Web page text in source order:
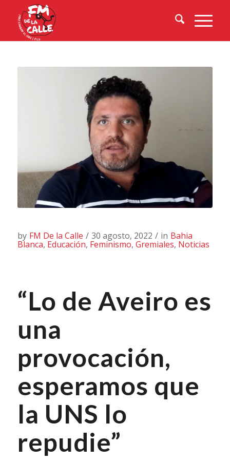
by FM De la Calle / 30 agosto, 2022 / in Bahia
Blanca, Educación, Feminismo, Gremiales, Noticias
“Lo de Aveiro es
una
provocación,
esperamos que
la UNS lo
repudie”